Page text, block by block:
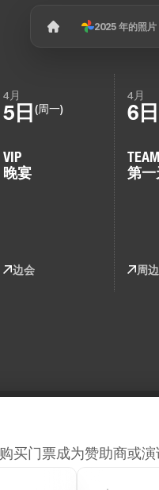
2025 年的照片
买门票成为赞助商或演
4月
5日(周一)
VIP
晚宴
边会
4月
6日
第一
周